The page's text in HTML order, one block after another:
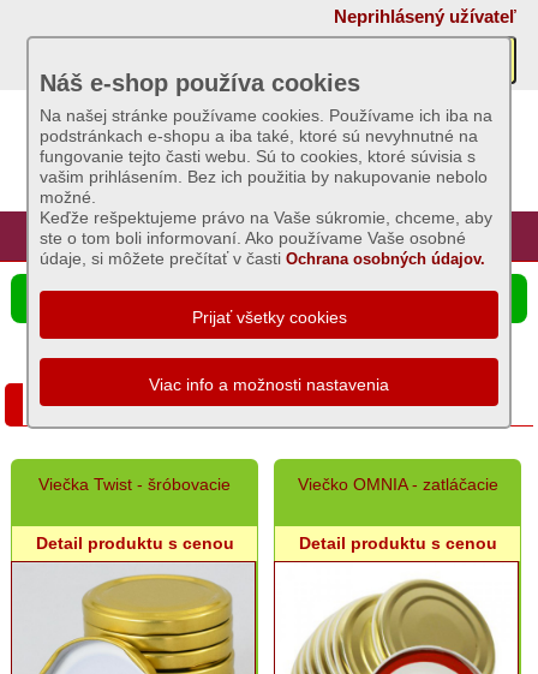
Neprihlásený užívateľ
Úvod Hlavná stránka Prihlásenie Registrácia
Náš e-shop používa cookies
Na našej stránke používame cookies. Používame ich iba na
podstránkach e-shopu a iba také, ktoré sú nevyhnutné na
fungovanie tejto časti webu. Sú to cookies, ktoré súvisia s
vašim prihlásením. Bez ich použitia by nakupovanie nebolo
možné.
Keďže rešpektujeme právo na Vaše súkromie, chceme, aby
ste o tom boli informovaní. Ako používame Vaše osobné
údaje, si môžete prečítať v častiOchrana osobných údajov.
☰ Ponuka produktov
Akcie
AKCIE:
Sviečky
AKCIE:
Záhradný
sortiment
AKCIE:
Semená
osivá
AKCIE:
Chovateľské
potreby
AKCIE:
Grilovací
AKCIE:
Dekorácie
Domáce
potreby
AKCIE: Domáce potreby
Viečka Twist - šróbovacie
Detail produktu s cenou
Viečko OMNIA - zatláčacie
Detail produktu s cenou